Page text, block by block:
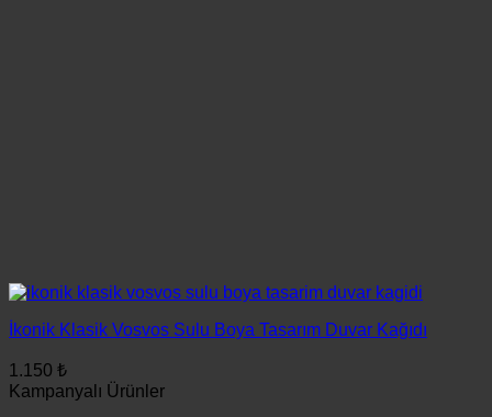
İkonik Klasik Vosvos Sulu Boya Tasarım Duvar Kağıdı
1.150 ₺
Kampanyalı Ürünler